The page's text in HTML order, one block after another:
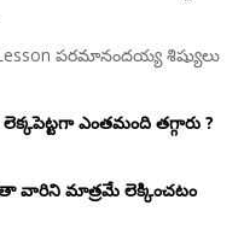
Lesson పరమానందయ్య శిష్యులు
ఎంతమంది తగ్గారు ?
వారిని మాత్రమే లెక్కించటం